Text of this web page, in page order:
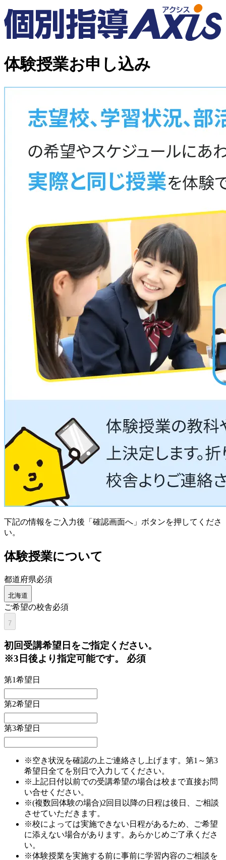
体験授業お申し込み
下記の情報をご入力後「確認画面へ」ボタンを押してくださ
い。
体験授業について
都道府県必須
北海道
ご希望の校舎必須
7
初回受講希望日をご指定ください。
※3日後より指定可能です。 必須
第1希望日
第2希望日
第3希望日
※空き状況を確認の上ご連絡さし上げます。第1～第3
希望日全てを別日で入力してください。
※上記日付以前での受講希望の場合は校まで直接お問
い合せください。
※(複数回体験の場合)2回目以降の日程は後日、ご相談
させていただきます。
※校によっては実施できない日程があるため、ご希望
に添えない場合があります。あらかじめご了承くださ
い。
※体験授業を実施する前に事前に学習内容のご相談を